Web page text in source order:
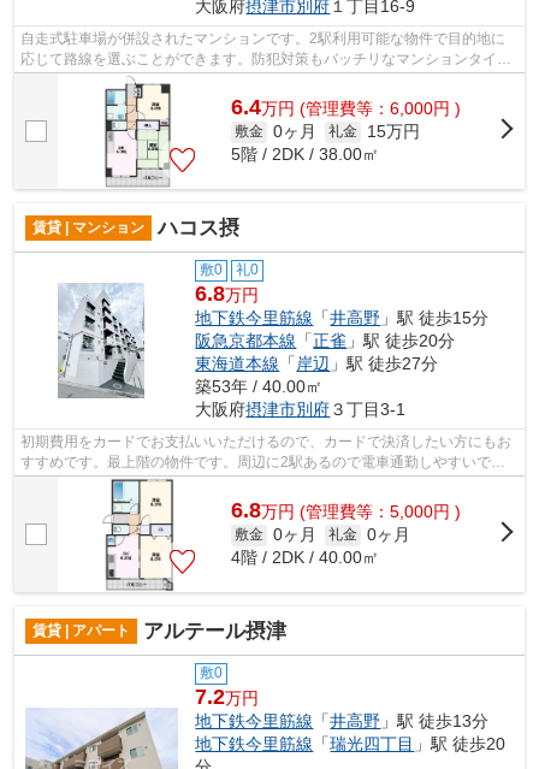
大阪府摂津市別府 １丁目16-9
自走式駐車場が併設されたマンションです。2駅利用可能な物件で目的地に
応じて路線を選ぶことができます。防犯対策もバッチリなマンションタイプ
の物件です。共用部にはエレベータ・敷...
6.4万円 (管理費等：6,000円 )
敷金 0ヶ月 礼金
15万円
5階 / 2DK / 38.00㎡
賃貸 | マンション ハコス摂
敷0 礼0
6.8万円
地下鉄今里筋線 「井高野 」駅 徒歩15分
阪急京都本線 「正雀 」駅 徒歩20分
東海道本線 「 岸辺 」駅 徒歩27分
築53年 / 40.00㎡
大阪府摂津市別府３丁目3-1
初期費用をカードでお支払いいただけるので、カードで決済したい方にもお
すすめです。最上階の物件です。周辺に2駅あるので電車通勤しやすいで
す。鉄筋コンクリートの物件を選ぶのなら...
6.8万円 (管理費等：5,000円 )
敷金 0ヶ月 礼金 0ヶ月
4階 / 2DK / 40.00㎡
賃貸 | アパート アルテール摂津
敷0
7.2万円
地下鉄今里筋線 「井高野 」駅 徒歩13分
地下鉄今里筋線 「瑞光四丁目 」駅 徒歩20